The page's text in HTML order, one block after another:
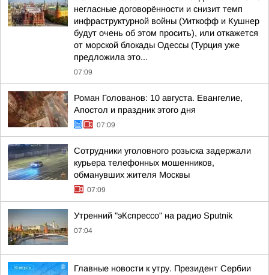
негласные договорённости и снизит темп
инфраструктурной войны (Уиткофф и Кушнер
будут очень об этом просить), или откажется
от морской блокады Одессы (Турция уже
предложила это...
07:09
Роман Голованов: 10 августа. Евангелие,
Апостол и праздник этого дня
07:09
Сотрудники уголовного розыска задержали
курьера телефонных мошенников,
обманувших жителя Москвы
07:09
Утренний "эКспрессо" на радио Sputnik
07:04
Главные новости к утру. Президент Сербии